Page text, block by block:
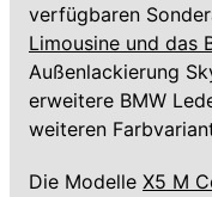
verfügbaren
Limousine und das
Außenlackierung
erweitere BMW
weiteren
Die Modelle X5 M